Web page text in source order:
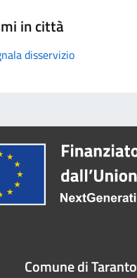
in città
disservizio
Comune di Taranto